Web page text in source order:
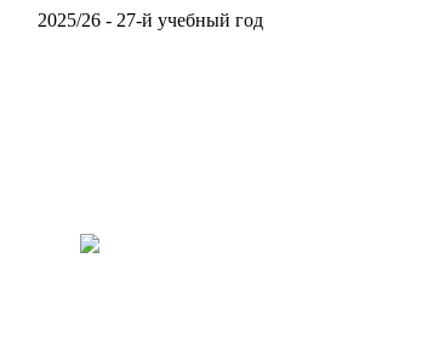
2025/26 - 27-й учебный год